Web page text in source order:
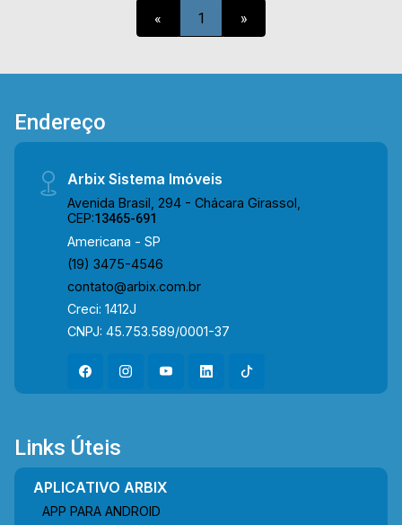
Giaconda Cibin, Av. Padre João Baldan, Av. de
Cillo e Rod. Luiz de Queiroz. Esta região conta
Raia, faculdade Unisal, restaurantes e Bike Hotel.
e agende a sua visita!! WhatsApp e Telefone:
(19) 3475-4546 ARBIX IMÓVEIS - Presente em
« 1 »
Endereço
Arbix Sistema Imóveis
Avenida Brasil, 294 - Chácara Girassol,
CEP:13465-691
Americana - SP
(19) 3475-4546
contato@arbix.com.br
Creci: 1412J
CNPJ: 45.753.589/0001-37
Links Úteis
APLICATIVO ARBIX
APP PARA ANDROID